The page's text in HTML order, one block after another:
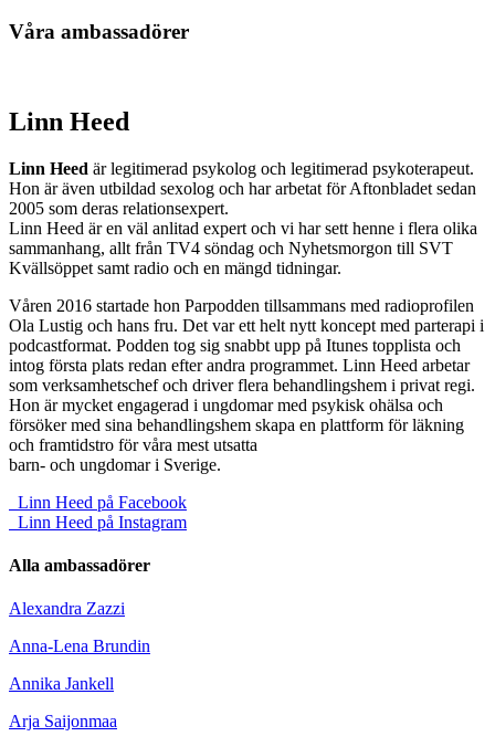
Våra ambassadörer
Linn Heed
Linn Heed är legitimerad psykolog och legitimerad psykoterapeut.
Hon är även utbildad sexolog och har arbetat för Aftonbladet sedan
2005 som deras relationsexpert.
Linn Heed är en väl anlitad expert och vi har sett henne i flera olika
sammanhang, allt från TV4 söndag och Nyhetsmorgon till SVT
Kvällsöppet samt radio och en mängd tidningar.
Våren 2016 startade hon Parpodden tillsammans med radioprofilen
Ola Lustig och hans fru. Det var ett helt nytt koncept med parterapi i
podcastformat. Podden tog sig snabbt upp på Itunes topplista och
intog första plats redan efter andra programmet. Linn Heed arbetar
som verksamhetschef och driver flera behandlingshem i privat regi.
Hon är mycket engagerad i ungdomar med psykisk ohälsa och
försöker med sina behandlingshem skapa en plattform för läkning
och framtidstro för våra mest utsatta
barn- och ungdomar i Sverige.
Linn Heed på Facebook
Linn Heed på Instagram
Alla ambassadörer
Alexandra Zazzi
Anna-Lena Brundin
Annika Jankell
Arja Saijonmaa